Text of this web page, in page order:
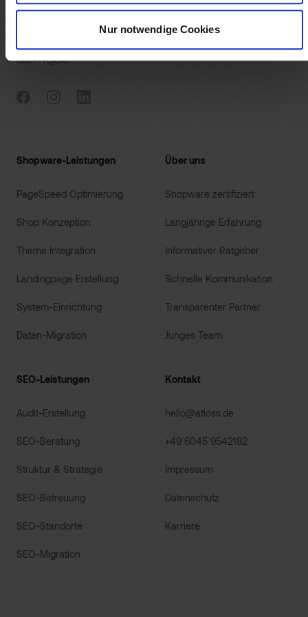
Nur notwendige Cookies
Vereinbare noch jetzt ein kostenloses Erstgespräch für die
dein Projekt!
FacebookInstagramLinkedIn
Shopware-Leistungen
PageSpeed Optimierung
Shop Konzeption
Theme Integration
Landingpage Erstellung
System-Einrichtung
Daten-Migration
SEO-Leistungen
Audit-Erstellung
SEO-Beratung
Struktur & Strategie
SEO-Betreuung
SEO-Standorte
SEO-Migration
Über uns
Shopware zertifiziert
Langjährige Erfahrung
Informativer Ratgeber
Schnelle Kommunikation
Transparenter Partner
Junges Team
Kontakt
hello@atloss.de
+49 6045 9542182
Impressum
Datenschutz
Karriere